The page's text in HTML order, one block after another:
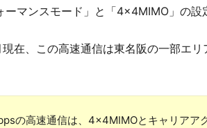
ーマンスモード」と「4×4MIMO」の設
在、この高速通信は東名阪の一部エ
の高速通信は、4×4MIMOとキャリアア